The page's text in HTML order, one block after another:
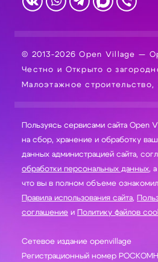
© 2013-2026 Open Village —
Честно и Открыто о
Малоэтажное строительство,
Пользуясь сервисами сайта Open
на сбор, хранение и обработку ваших персональных
данных администрацией сайта,
обработки персональных данных,
что вы в полном объеме
Правила использования сайта,
соглашение и Политику файлов
Сетевое издание openvillage
Регистрационный номер